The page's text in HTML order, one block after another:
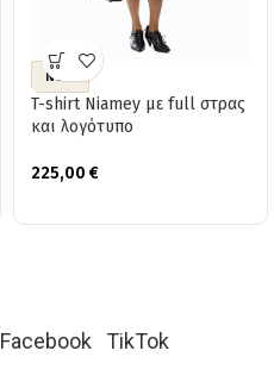
NEW
T-shirt Niamey με full στρας
και λογότυπο
225,00 €
Facebook TikTok